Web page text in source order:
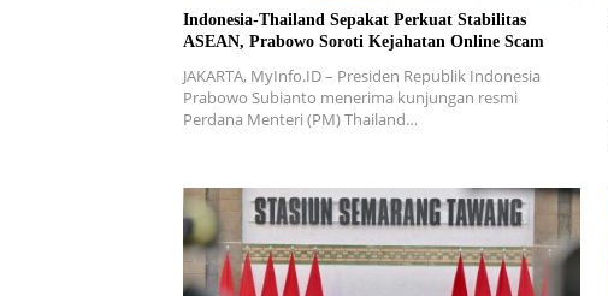
Indonesia-Thailand Sepakat Perkuat Stabilitas
ASEAN, Prabowo Soroti Kejahatan Online Scam
JAKARTA, MyInfo.ID – Presiden Republik Indonesia
Prabowo Subianto menerima kunjungan resmi
Perdana Menteri (PM) Thailand…